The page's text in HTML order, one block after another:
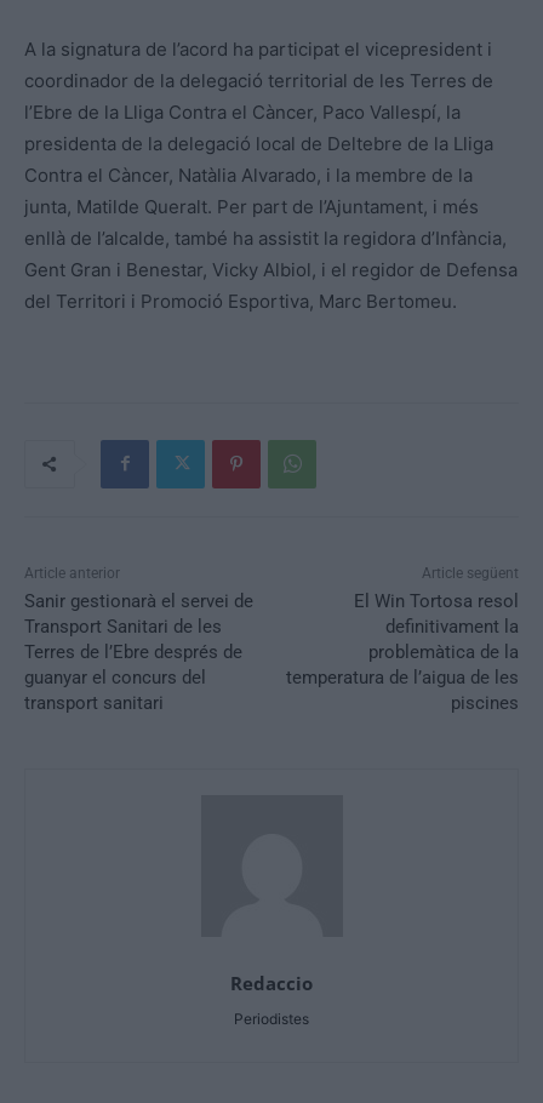
A la signatura de l’acord ha participat el vicepresident i
coordinador de la delegació territorial de les Terres de
l’Ebre de la Lliga Contra el Càncer, Paco Vallespí, la
presidenta de la delegació local de Deltebre de la Lliga
Contra el Càncer, Natàlia Alvarado, i la membre de la
junta, Matilde Queralt. Per part de l’Ajuntament, i més
enllà de l’alcalde, també ha assistit la regidora d’Infància,
Gent Gran i Benestar, Vicky Albiol, i el regidor de Defensa
del Territori i Promoció Esportiva, Marc Bertomeu.
Article anterior
Sanir gestionarà el servei de
Transport Sanitari de les
Terres de l’Ebre després de
guanyar el concurs del
transport sanitari
Article següent
El Win Tortosa resol
definitivament la
problemàtica de la
temperatura de l’aigua de les
piscines
Redaccio
Periodistes